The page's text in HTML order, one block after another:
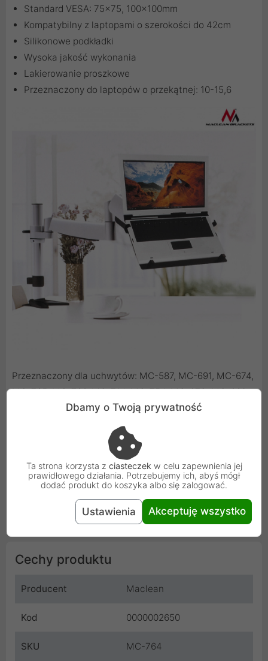
Standard VESA: 75x75, 100x100mm
Kompatybilny z laptopami o szerokości do 42cm
Silikonowe podkładki
Wysoka jakość wykonania
Lakierowanie proszkowe
Przeznaczony do laptopów o przekątnej: 10-15,6
Przeznaczony dla uchwytów: MC-587, MC-691, MC-674,
MC-765, MC-766, MC-714, MC-754, MC-673, MC-669,
MC-752, MC-717, MC-753, MC-690, MC-751
Przedmiotem aukcji jest podstawa pod laptopa. Ramię
mocujące i laptop nie wchodzą w skład zestawu! Zestaw
jest elementem prezentacyjnym (poglądowym).
Cechy produktu
Producent Maclean
Kod 0000002650
SKU MC-764
Dbamy o Twoją prywatność
Ta strona korzysta z ciasteczek w celu zapewnienia jej
prawidłowego działania. Potrzebujemy ich, abyś mógł
dodać produkt do koszyka albo się zalogować.
Ustawienia Akceptuję wszystko